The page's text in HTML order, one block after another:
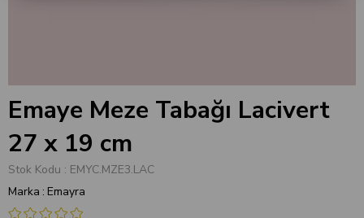
Emaye Meze Tabağı Lacivert
27 x 19 cm
Stok Kodu
EMYC.MZE3.LAC
Marka : Emayra